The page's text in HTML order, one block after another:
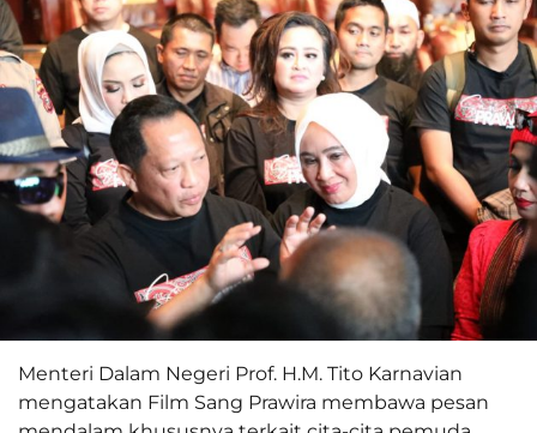
Menteri Dalam Negeri Prof. H.M. Tito Karnavian
mengatakan Film Sang Prawira membawa pesan